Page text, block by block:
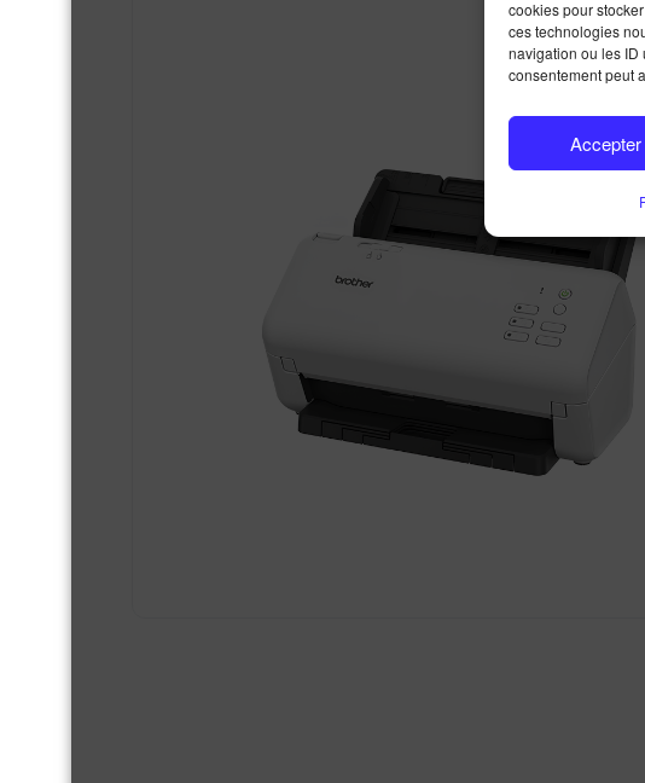
cookies pour
ces technologies
navigation ou les ID
consentement peut
Accepter